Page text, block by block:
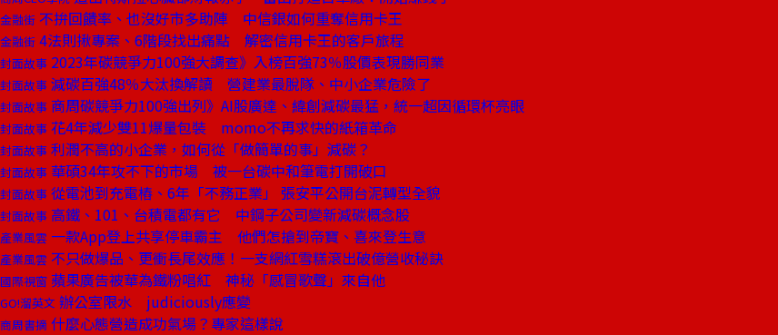
金融街 不拚回饋率、也沒好市多助陣 中信銀如何重奪信用卡王
金融街 4法則揪專案、6階段找出痛點 解密信用卡王的客戶旅程
封面故事 2023年碳競爭力100強大調查》入榜百強73％股價表現勝同業
封面故事 減碳百強48％大汰換解讀 營建業最脫隊、中小企業危險了
封面故事 商周碳競爭力100強出列》AI股廣達、緯創減碳最猛，統一超因循環杯亮眼
封面故事 花4年減少雙11爆量包裝 momo不再求快的紙箱革命
封面故事 利潤不高的小企業，如何從「做簡單的事」減碳？
封面故事 華碩34年攻不下的市場 被一台碳中和筆電打開破口
封面故事 從電池到充電樁、6年「不務正業」 張安平公開台泥轉型全貌
封面故事 高鐵、101、台積電都有它 中鋼子公司變新減碳概念股
產業風雲 一款App登上共享停車霸主 他們怎搶到帝寶、喜來登生意
產業風雲 不只做爆品、更衝長尾效應！一支網紅雪糕滾出破億營收秘訣
國際視窗 蘋果廣告被華為鐵粉唱紅 神秘「感冒歌聲」來自他
GO!溜英文 辦公室限水 judiciously應變
商周書摘 什麼心態營造成功氣場？專家這樣說